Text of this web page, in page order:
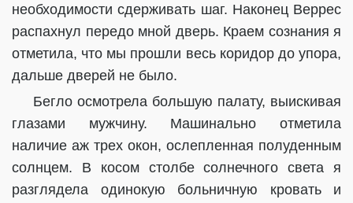
необходимости сдерживать шаг. Наконец Веррес
распахнул передо мной дверь. Краем сознания я
отметила, что мы прошли весь коридор до упора,
дальше дверей не было.
Бегло осмотрела большую палату, выискивая
глазами мужчину. Машинально отметила
наличие аж трех окон, ослепленная полуденным
солнцем. В косом столбе солнечного света я
разглядела одинокую больничную кровать и